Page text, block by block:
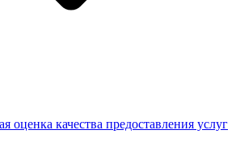
оценка качества предоставления услуг